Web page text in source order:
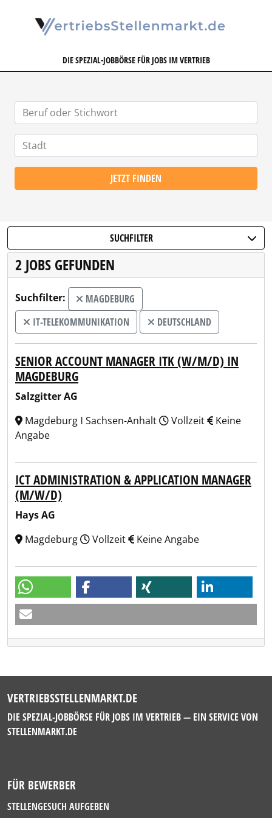
DIE SPEZIAL-JOBBÖRSE FÜR JOBS IM VERTRIEB
JETZT FINDEN
SUCHFILTER
2 JOBS GEFUNDEN
Suchfilter:
MAGDEBURG
IT-TELEKOMMUNIKATION
DEUTSCHLAND
SENIOR ACCOUNT MANAGER ITK (W/M/D) IN
MAGDEBURG
Salzgitter AG
Magdeburg ǀ Sachsen-Anhalt
Vollzeit
Keine
Angabe
ICT ADMINISTRATION & APPLICATION MANAGER
(M/W/D)
Hays AG
Magdeburg
Vollzeit Keine Angabe
VERTRIEBSSTELLENMARKT.DE
DIE SPEZIAL-JOBBÖRSE FÜR JOBS IM VERTRIEB — EIN SERVICE VON
STELLENMARKT.DE
FÜR BEWERBER
STELLENGESUCH AUFGEBEN